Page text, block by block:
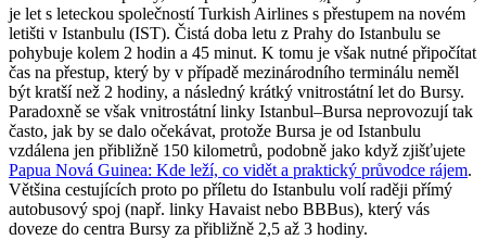
je let s leteckou společností Turkish Airlines s přestupem na novém
letišti v Istanbulu (IST). Čistá doba letu z Prahy do Istanbulu se
pohybuje kolem 2 hodin a 45 minut. K tomu je však nutné připočítat
čas na přestup, který by v případě mezinárodního terminálu neměl
být kratší než 2 hodiny, a následný krátký vnitrostátní let do Bursy.
Paradoxně se však vnitrostátní linky Istanbul–Bursa neprovozují tak
často, jak by se dalo očekávat, protože Bursa je od Istanbulu
vzdálena jen přibližně 150 kilometrů, podobně jako když zjišťujete
Papua Nová Guinea: Kde leží, co vidět a praktický průvodce rájem.
Většina cestujících proto po příletu do Istanbulu volí raději přímý
autobusový spoj (např. linky Havaist nebo BBBus), který vás
doveze do centra Bursy za přibližně 2,5 až 3 hodiny.